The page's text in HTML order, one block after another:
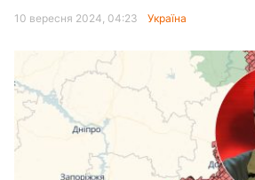
10 вересня 2024, 04:23 Україна